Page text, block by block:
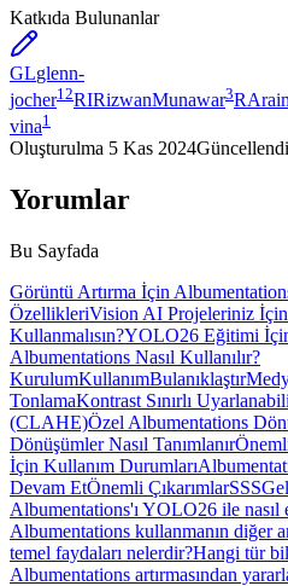
Katkıda Bulunanlar
GLglenn-
jocher12RIRizwanMunawar3RA
vina1
Oluşturulma 5 Kas 2024Güncellendi
Yorumlar
Bu Sayfada
Görüntü Artırma İçin
ÖzellikleriVision AI Projeleriniz
Kullanmalısın?YOLO26 Eğitimi
Albumentations Nasıl Kullanılır?
KurulumKullanımBulanıklaştır
TonlamaKontrast Sınırlı
(CLAHE)Özel Albumentations
Dönüşümler Nasıl Tanımlanır
İçin Kullanım Durumları
Devam EtÖnemli ÇıkarımlarSSS
Albumentations'ı YOLO26 ile nasıl
Albumentations kullanmanın diğer
temel faydaları nelerdir?Hangi tür
Albumentations artırmasından